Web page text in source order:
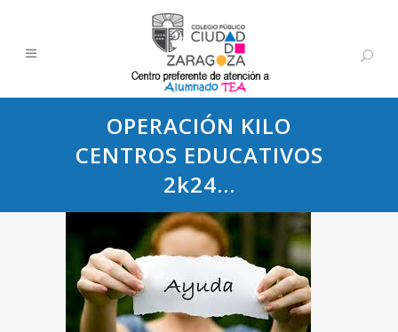
OPERACIÓN KILO
CENTROS EDUCATIVOS
2k24…